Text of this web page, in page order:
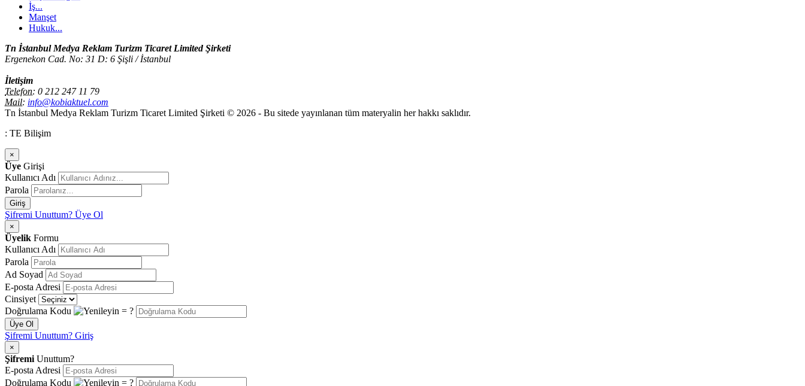
İş...
Manşet
Hukuk...
Tn İstanbul Medya Reklam Turizm Ticaret Limited Şirketi
Ergenekon Cad. No: 31 D: 6 Şişli / İstanbul
İletişim
Telefon: 0 212 247 11 79
Mail: info@kobiaktuel.com
Tn İstanbul Medya Reklam Turizm Ticaret Limited Şirketi © 2026 - Bu sitede yayınlanan tüm materyalin her hakkı saklıdır.
: TE Bilişim
×
Üye Girişi
Kullanıcı Adı
Parola
Giriş
Şifremi Unuttum? Üye Ol
×
Üyelik Formu
Kullanıcı Adı
Parola
Ad Soyad
E-posta Adresi
Cinsiyet
Doğrulama Kodu
= ?
Üye Ol
Şifremi Unuttum? Giriş
×
Şifremi Unuttum?
E-posta Adresi
Doğrulama Kodu
= ?